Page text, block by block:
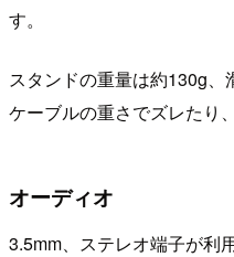
す。
スタンドの重量は約130g、
ケーブルの重さでズレたり
オーディオ
3.5mm、ステレオ端子が利